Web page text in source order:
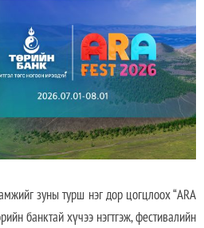
зуны турш нэг дор цогцлоох “ARA
банктай хүчээ нэгтгэж, фестивалийн